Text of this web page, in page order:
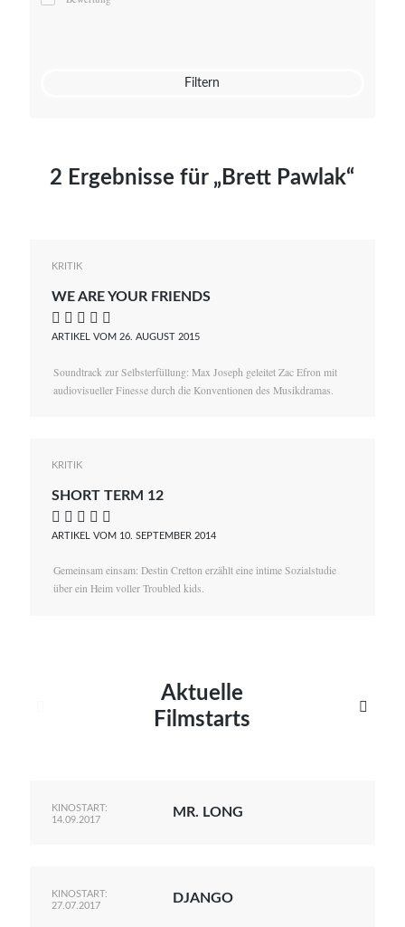
Mato von Vogelstein
Filtern
2 Ergebnisse für „Brett Pawlak“
KRITIK
WE ARE YOUR FRIENDS
    
ARTIKEL VOM 26. AUGUST 2015
Soundtrack zur Selbsterfüllung: Max Joseph geleitet Zac Efron mit
audiovisueller Finesse durch die Konventionen des Musikdramas.
KRITIK
SHORT TERM 12
    
ARTIKEL VOM 10. SEPTEMBER 2014
Gemeinsam einsam: Destin Cretton erzählt eine intime Sozialstudie
über ein Heim voller Troubled kids.
Aktuelle
Filmstarts

KINOSTART:
14.09.2017
MR. LONG
KINOSTART:
27.07.2017
DJANGO